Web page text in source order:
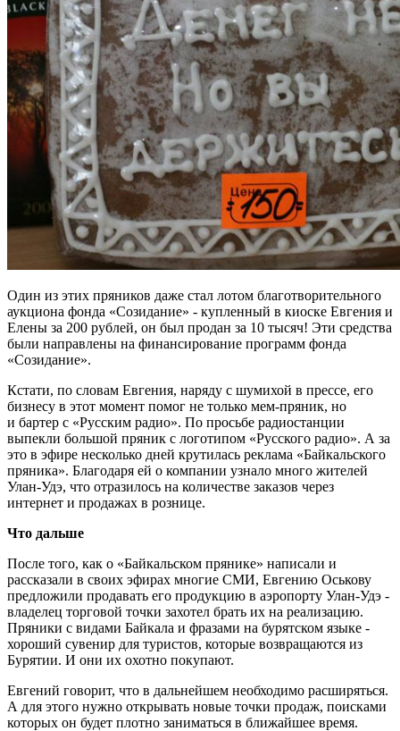
Один из этих пряников даже стал лотом благотворительного
аукциона фонда «Созидание» - купленный в киоске Евгения и
Елены за 200 рублей, он был продан за 10 тысяч! Эти средства
были направлены на финансирование программ фонда
«Созидание».
Кстати, по словам Евгения, наряду с шумихой в прессе, его
бизнесу в этот момент помог не только мем-пряник, но
и бартер с «Русским радио». По просьбе радиостанции
выпекли большой пряник с логотипом «Русского радио». А за
это в эфире несколько дней крутилась реклама «Байкальского
пряника». Благодаря ей о компании узнало много жителей
Улан-Удэ, что отразилось на количестве заказов через
интернет и продажах в рознице.
Что дальше
После того, как о «Байкальском прянике» написали и
рассказали в своих эфирах многие СМИ, Евгению Оськову
предложили продавать его продукцию в аэропорту Улан-Удэ -
владелец торговой точки захотел брать их на реализацию.
Пряники с видами Байкала и фразами на бурятском языке -
хороший сувенир для туристов, которые возвращаются из
Бурятии. И они их охотно покупают.
Евгений говорит, что в дальнейшем необходимо расширяться.
А для этого нужно открывать новые точки продаж, поисками
которых он будет плотно заниматься в ближайшее время.